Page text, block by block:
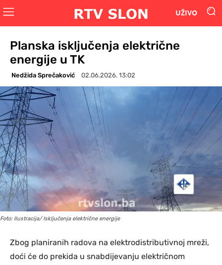
UŽIVO
Planska isključenja električne
energije u TK
Nedžida Sprečaković 02.06.2026. 13:02
Foto: Ilustracija/ Isključenja električne energije
Zbog planiranih radova na elektrodistributivnoj mreži,
doći će do prekida u snabdijevanju električnom